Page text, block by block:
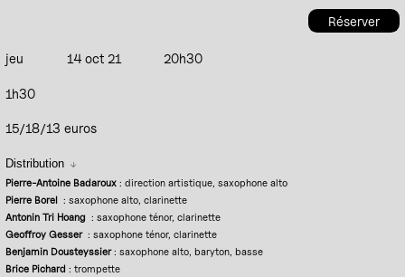
Réserver
jeu 14 oct 21 20h30
1h30
15/18/13 euros
Distribution
Pierre-Antoine Badaroux : direction artistique, saxophone alto
Pierre Borel : saxophone alto, clarinette
Antonin Tri Hoang : saxophone ténor, clarinette
Geoffroy Gesser : saxophone ténor, clarinette
Benjamin Dousteyssier: saxophone alto, baryton, basse
Brice Pichard : trompette